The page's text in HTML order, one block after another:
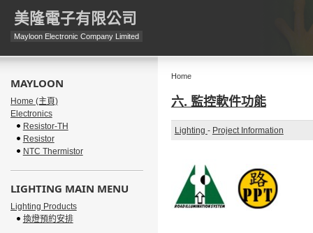
美隆電子有限公司
Mayloon Electronic Company Limited
Home
六. 監控軟件功能
Lighting - Project Information
MAYLOON
Home (主頁)
Electronics
Resistor-TH
Resistor
NTC Thermistor
LIGHTING MAIN MENU
Lighting Products
換燈預約安排